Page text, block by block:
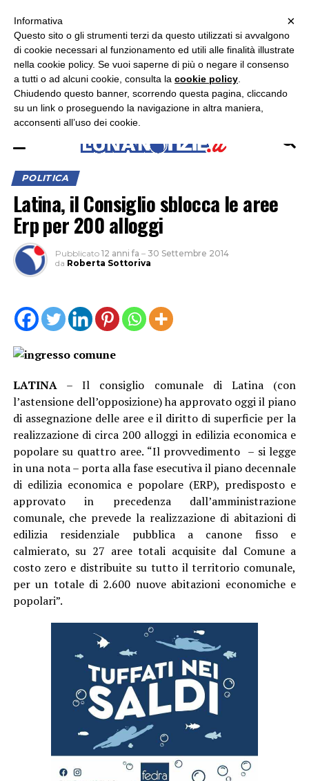
ASCOLTA RADIO LUNA
POLITICA
Latina, il Consiglio sblocca le aree
Erp per 200 alloggi
Pubblicato 12 anni fa – 30 Settembre 2014
da Roberta Sottoriva
LATINA– Il consiglio comunale di Latina (con
l’astensione dell’opposizione) ha approvato oggi il piano
di assegnazione delle aree e il diritto di superficie per la
realizzazione di circa 200 alloggi in edilizia economica e
popolare su quattro aree. “Il provvedimento – si legge
in una nota – porta alla fase esecutiva il piano decennale
di edilizia economica e popolare (ERP), predisposto e
approvato in precedenza dall’amministrazione
comunale, che prevede la realizzazione di abitazioni di
edilizia residenziale pubblica a canone fisso e
calmierato, su 27 aree totali acquisite dal Comune a
costo zero e distribuite su tutto il territorio comunale,
per un totale di 2.600 nuove abitazioni economiche e
popolari”.
×
×
Informativa
Questo sito o gli strumenti terzi da questo utilizzati si avvalgono
di cookie necessari al funzionamento ed utili alle finalità illustrate
nella cookie policy. Se vuoi saperne di più o negare il consenso
a tutti o ad alcuni cookie, consulta la cookie policy
Chiudendo questo banner, scorrendo questa pagina, cliccando
su un link o proseguendo la navigazione in altra maniera,
acconsenti all’uso dei cookie.